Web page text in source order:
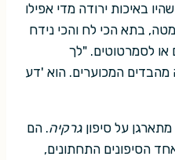
באיכות ירודה מדי אפילו
בתא הכי לח והכי נידח
או לסמרטוטים. "לך
מהבדים המכוערים. הוא 'דע
על סיפון גרקיה. הם
הסיפונים התחתונים,